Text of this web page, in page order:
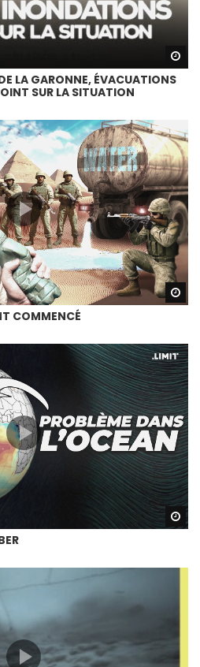
LA GARONNE, ÉVACUATIONS
SUR LA SITUATION
COMMENCÉ